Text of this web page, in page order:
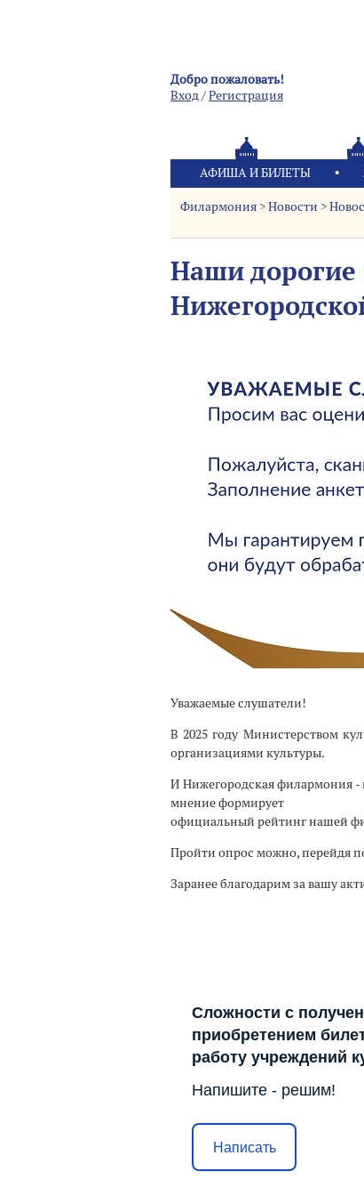
Добро пожаловать!
Вход/Pегистрация
АФИША И БИЛЕТЫ
Филармония >Новости >
Наши дорогие
Уважаемые слушатели!
В 2025 году Министерством
организациями культуры.
И Нижегородская филармония -
мнение формирует
официальный рейтинг нашей
Пройти опрос можно, перейдя
Заранее благодарим за вашу
Сложности с
приобретением
работу учреждений
Напишите - решим!
Написать